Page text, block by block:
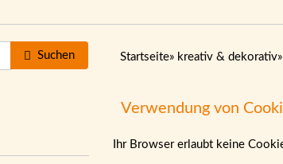
Suchen Startseite» kreativ & dekorativ»
Verwendung von
Ihr Browser erlaubt keine